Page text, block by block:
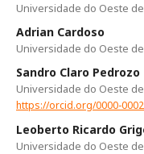
Universidade do Oeste de
Adrian Cardoso
Universidade do Oeste de
Sandro Claro Pedrozo
Universidade do Oeste de
https://orcid.org/0000-
Leoberto Ricardo
Universidade do Oeste de